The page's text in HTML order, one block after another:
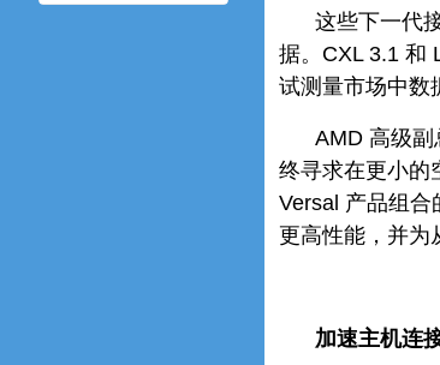
这些下一代
据。CXL 3.1 和
试测量市场中数
AMD 高级副
终寻求在更小的
Versal 产品组
更高性能，并为
加速主机连